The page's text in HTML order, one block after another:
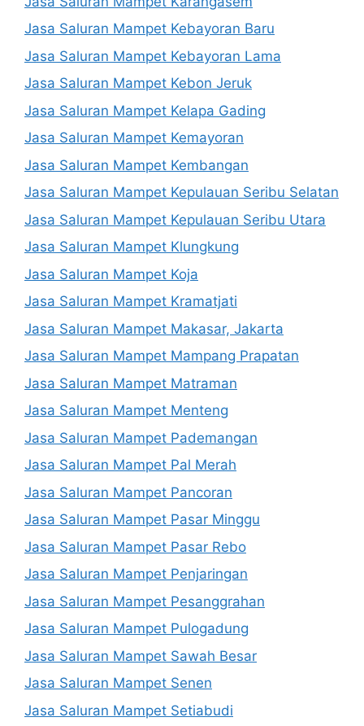
Jasa Saluran Mampet Kebayoran Baru
Jasa Saluran Mampet Kebayoran Lama
Jasa Saluran Mampet Kebon Jeruk
Jasa Saluran Mampet Kelapa Gading
Jasa Saluran Mampet Kemayoran
Jasa Saluran Mampet Kembangan
Jasa Saluran Mampet Kepulauan Seribu Selatan
Jasa Saluran Mampet Kepulauan Seribu Utara
Jasa Saluran Mampet Klungkung
Jasa Saluran Mampet Koja
Jasa Saluran Mampet Kramatjati
Jasa Saluran Mampet Makasar, Jakarta
Jasa Saluran Mampet Mampang Prapatan
Jasa Saluran Mampet Matraman
Jasa Saluran Mampet Menteng
Jasa Saluran Mampet Pademangan
Jasa Saluran Mampet Pal Merah
Jasa Saluran Mampet Pancoran
Jasa Saluran Mampet Pasar Minggu
Jasa Saluran Mampet Pasar Rebo
Jasa Saluran Mampet Penjaringan
Jasa Saluran Mampet Pesanggrahan
Jasa Saluran Mampet Pulogadung
Jasa Saluran Mampet Sawah Besar
Jasa Saluran Mampet Senen
Jasa Saluran Mampet Setiabudi